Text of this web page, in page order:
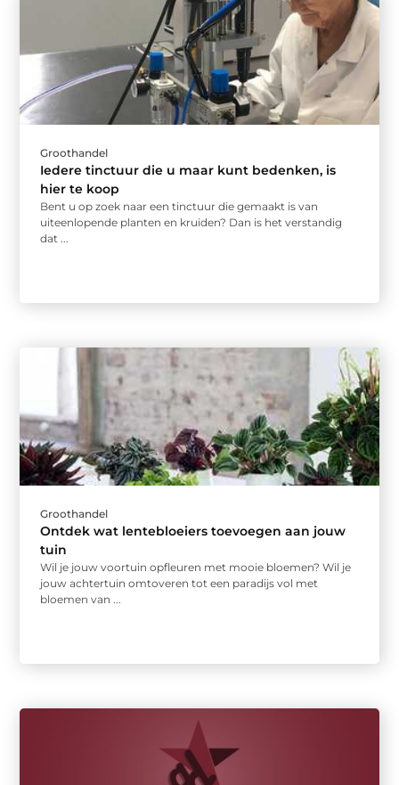
Groothandel
Iedere tinctuur die u maar kunt bedenken, is
hier te koop
Bent u op zoek naar een tinctuur die gemaakt is van
uiteenlopende planten en kruiden? Dan is het verstandig
dat ...
Groothandel
Ontdek wat lentebloeiers toevoegen aan jouw
tuin
Wil je jouw voortuin opfleuren met mooie bloemen? Wil je
jouw achtertuin omtoveren tot een paradijs vol met
bloemen van ...